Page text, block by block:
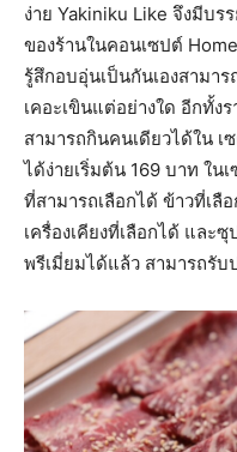
ง่าย Yakiniku Like จึงมีบ
ของร้านในคอนเซปต์
รู้สึกอบอุ่นเป็นกันเองสามา
เคอะเขินแต่อย่างใด อีกทั้ง
สามารถกินคนเดียวได้ใน เ
ได้ง่ายเริ่มต้น 169 บาท ใน
ที่สามารถเลือกได้ ข้าวที่เลื
เครื่องเคียงที่เลือกได้ และ
พรีเมี่ยมได้แล้ว สามารถรั